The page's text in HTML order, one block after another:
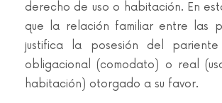
derecho de uso o habitación. En
que la relación familiar entre las
justifica la posesión del
obligacional (comodato) o real
habitación) otorgado a su favor.